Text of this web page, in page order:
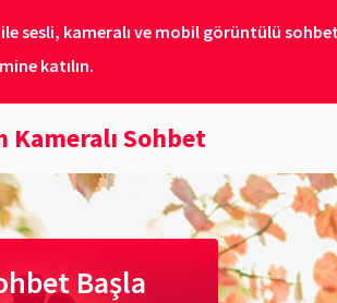
sesli, kameralı ve mobil görüntülü
katılın.
Kameralı Sohbet
Başla